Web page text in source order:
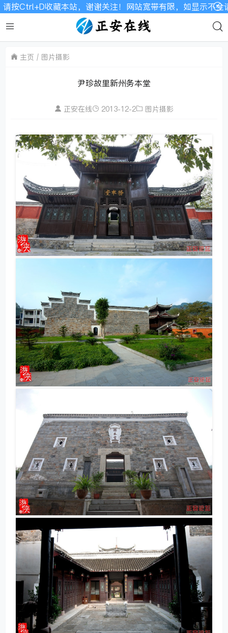
收藏本站，谢谢关注！网站宽带有限，如显示不全请刷新
主页 图片摄影
尹珍故里新州务本堂
正安在线 2013-12-2 图片摄影